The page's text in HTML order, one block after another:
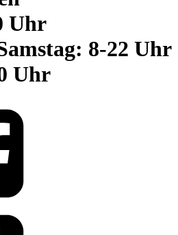
Uhr
8-22 Uhr
Uhr